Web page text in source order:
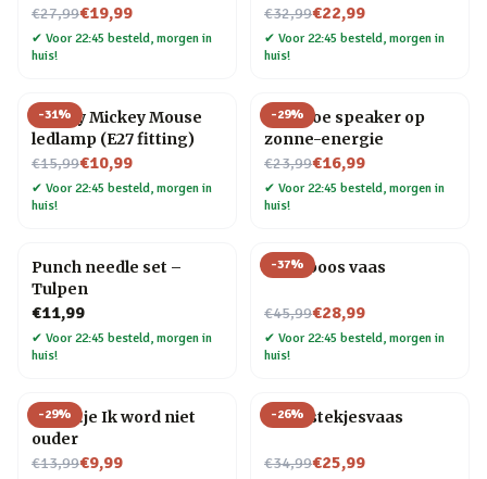
€27,99
Nu voor€19,99
✔ Voor 22:45 besteld, morgen in
huis!
keramische voet
€32,99
Nu voor€22,99
✔ Voor 22:45 besteld, morgen in
huis!
-31%
Disney Mickey Mouse
ledlamp (E27 fitting)
€15,99
Nu voor€10,99
✔ Voor 22:45 besteld, morgen in
huis!
-29%
Bamboe speaker op
zonne-energie
€23,99
Nu voor€16,99
✔ Voor 22:45 besteld, morgen in
huis!
Punch needle set –
Tulpen
€11,99
✔ Voor 22:45 besteld, morgen in
huis!
-37%
Framboos vaas
€45,99
Nu voor€28,99
✔ Voor 22:45 besteld, morgen in
huis!
-29%
Tegeltje Ik word niet
ouder
€13,99
Nu voor€9,99
-26%
Flora stekjesvaas
€34,99
Nu voor€25,99